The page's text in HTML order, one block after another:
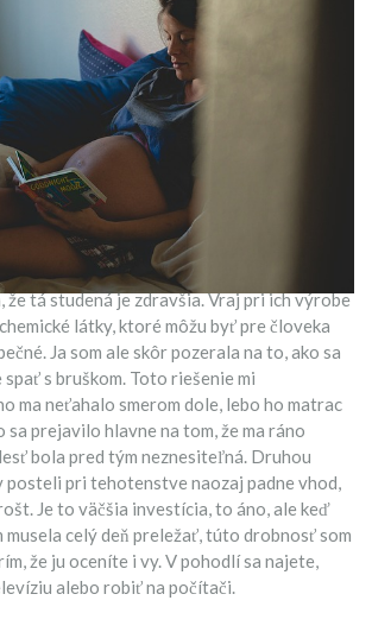
tá studená je zdravšia. Vraj pri ich výrobe
látky, ktoré môžu byť pre človeka
Ja som ale skôr pozerala na to, ako sa
spať s bruškom. Toto riešenie mi
ma neťahalo smerom dole, lebo ho matrac
sa prejavilo hlavne na tom, že ma ráno
bola pred tým neznesiteľná. Druhou
posteli pri tehotenstve naozaj padne vhod,
Je to väčšia investícia, to áno, ale keď
musela celý deň preležať, túto drobnosť som
že ju oceníte i vy. V pohodlí sa najete,
alebo robiť na počítači.